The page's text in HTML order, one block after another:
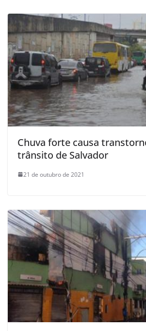
Chuva forte causa
trânsito de Salvador
21 de outubro de 2021